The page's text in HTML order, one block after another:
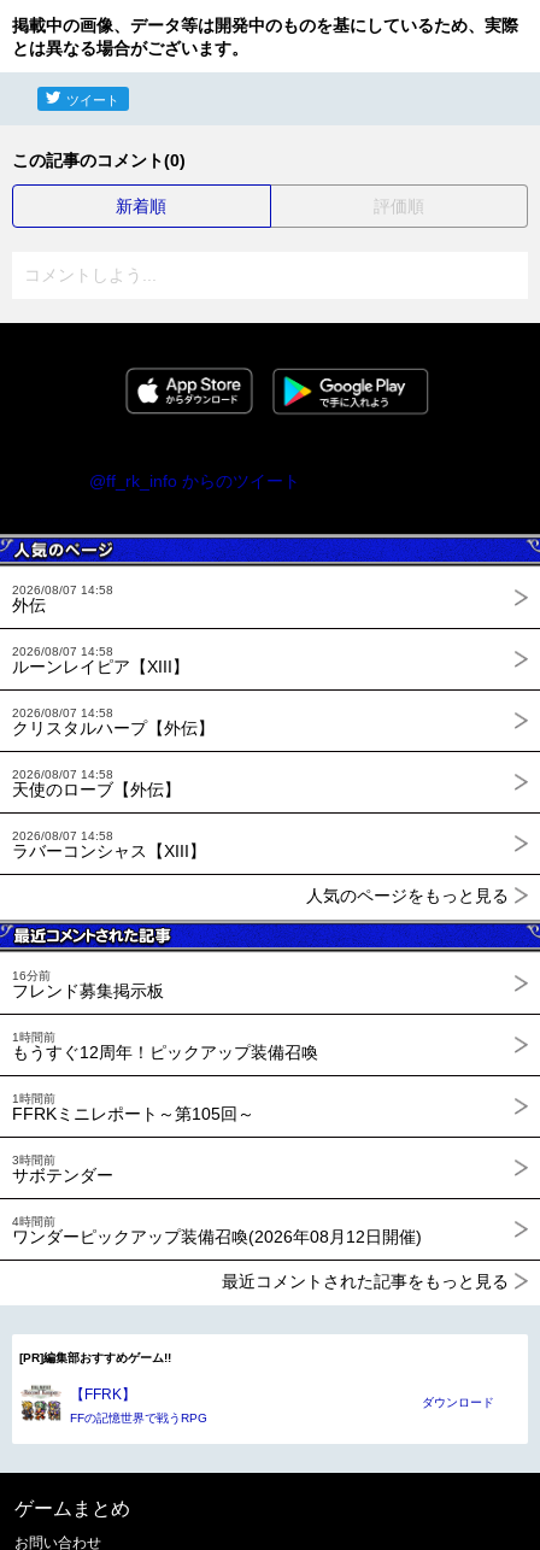
掲載中の画像、データ等は開発中のものを基にしているため、実際
とは異なる場合がございます。
ツイート
この記事のコメント(0)
新着順 評価順
コメントしよう...
@ff_rk_info からのツイート
2026/08/07 14:58
外伝
2026/08/07 14:58
ルーンレイピア【XIII】
2026/08/07 14:58
クリスタルハープ【外伝】
2026/08/07 14:58
天使のローブ【外伝】
2026/08/07 14:58
ラバーコンシャス【XIII】
人気のページをもっと見る
16分前
フレンド募集掲示板
1時間前
もうすぐ12周年！ピックアップ装備召喚
1時間前
FFRKミニレポート～第105回～
3時間前
サボテンダー
4時間前
ワンダーピックアップ装備召喚(2026年08月12日開催)
最近コメントされた記事をもっと見る
[PR]編集部おすすめゲーム!!
【FFRK】
FFの記憶世界で戦うRPG
ダウンロード
ゲームまとめ
お問い合わせ